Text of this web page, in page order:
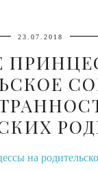
23.07.2018